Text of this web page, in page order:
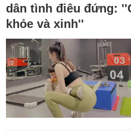
dân tình điêu đứng:
khỏe và xinh''